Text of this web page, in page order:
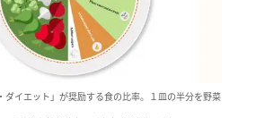
ダイエット」が奨励する食の比率。１皿の半分を野菜